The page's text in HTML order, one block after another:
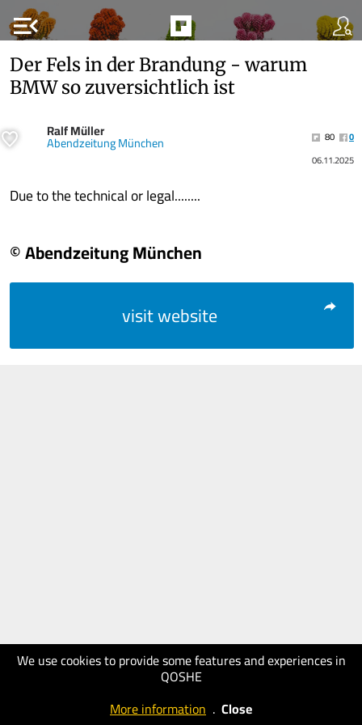
menu_open
We use cookies to provide some features and experiences in
QOSHE
More information . Close
Der Fels in der Brandung - warum
BMW so zuversichtlich ist
Ralf Müller
Abendzeitung München 80
0
06.11.2025
Due to the technical or legal........
© Abendzeitung München
visit website